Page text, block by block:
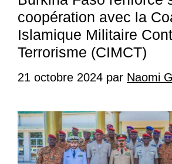
coopération avec la
Islamique Militaire
Terrorisme (CIMCT)
21 octobre 2024 par Naomi